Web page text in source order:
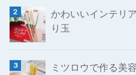
かわいいインテリ
り玉
ミツロウで作る美